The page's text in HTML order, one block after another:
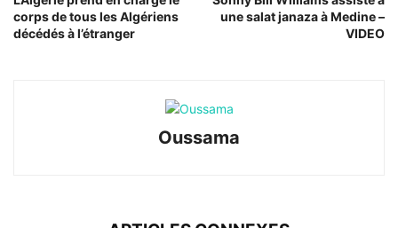
corps de tous les Algériens
décédés à l’étranger
une salat janaza à Medine –
VIDEO
Oussama